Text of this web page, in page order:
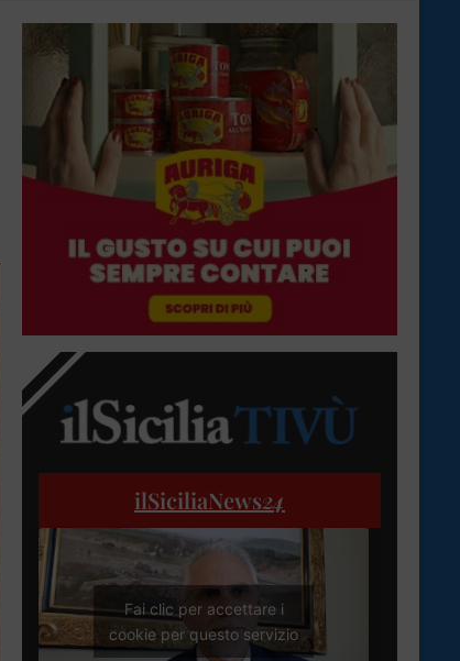
ilSiciliaNews24
Fai clic per accettare i
cookie per questo servizio